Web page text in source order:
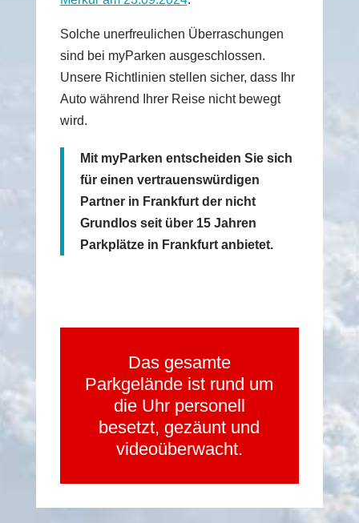
Solche unerfreulichen Überraschungen
sind bei myParken ausgeschlossen.
Unsere Richtlinien stellen sicher, dass Ihr
Auto während Ihrer Reise nicht bewegt
wird.
Mit myParken entscheiden Sie sich
für einen vertrauenswürdigen
Partner in Frankfurt der nicht
Grundlos seit über 15 Jahren
Parkplätze in Frankfurt anbietet.
Das gesamte
Parkgelände ist rund um
die Uhr personell
besetzt, gezäunt und
videoüberwacht.